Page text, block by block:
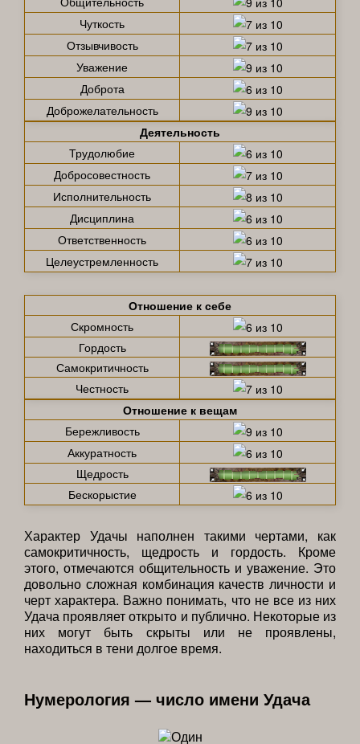
Чуткость
Отзывчивость
Уважение
Доброта
Доброжелательность
Деятельность
Трудолюбие
Добросовестность
Исполнительность
Дисциплина
Ответственность
Целеустремленность
Отношение к себе
Скромность
Гордость
Самокритичность
Честность
Отношение к вещам
Бережливость
Аккуратность
Щедрость
Бескорыстие
Характер Удачы наполнен такими чертами, как
самокритичность, щедрость и гордость. Кроме
этого, отмечаются общительность и уважение. Это
довольно сложная комбинация качеств личности и
черт характера. Важно понимать, что не все из них
Удача проявляет открыто и публично. Некоторые из
них могут быть скрыты или не проявлены,
находиться в тени долгое время.
Нумерология — число имени Удача